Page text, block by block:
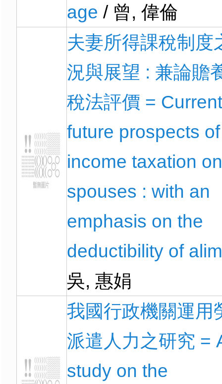
age / 曾, 偉倫
夫妻所得課稅制度
況與展望 : 兼論贍
稅法評價 =
future prospects of
income taxation on
spouses : with an
emphasis on the
deductibility of
吳, 惠娟
我國行政機關運用
派遣人力之研究 =
study on the